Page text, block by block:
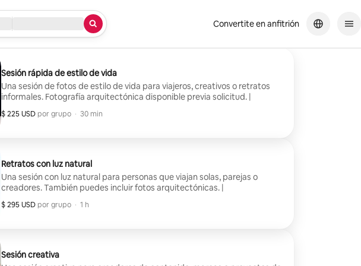
Convertite en anfitrión
Sesión rápida de estilo de vida
Una sesión de fotos de estilo de vida para viajeros, creativos o retratos
informales. Fotografía arquitectónica disponible previa solicitud. |
$ 225 USD por grupo
$ 225 USD por grupo
, · 30 min
Retratos con luz natural
Una sesión con luz natural para personas que viajan solas, parejas o
creadores. También puedes incluir fotos arquitectónicas. |
$ 295 USD por grupo
$ 295 USD por grupo
, · 1 h
Sesión creativa